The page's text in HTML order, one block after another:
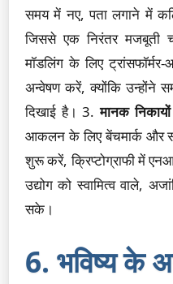
समय में नए, पता लगाने में
जिससे एक निरंतर मजबूती
मॉडलिंग के लिए
अन्वेषण करें, क्योंकि उन्होंने
दिखाई है। 3.मानक
आकलन के लिए बेंचमार्क और
शुरू करें, क्रिप्टोग्राफी में
उद्योग को स्वामित्व वाले,
सके।
6. भविष्य के